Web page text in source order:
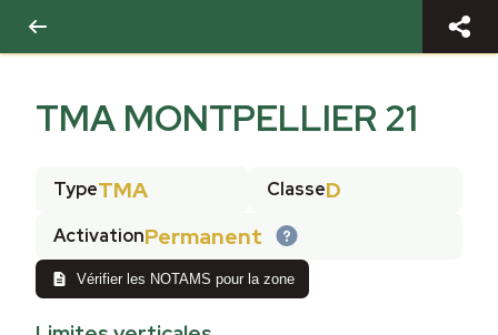
TMA MONTPELLIER 21
TypeTMA ClasseD
ActivationPermanent
Vérifier les NOTAMS pour la zone